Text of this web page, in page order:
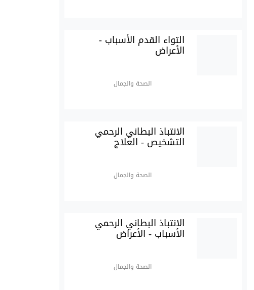
التواء القدم الأسباب -
الأعراض
الصحة والجمال
الانتباذ البطاني الرحمي
التشخيص - العلاج
الصحة والجمال
الانتباذ البطاني الرحمي
الأسباب - الأعراض
الصحة والجمال